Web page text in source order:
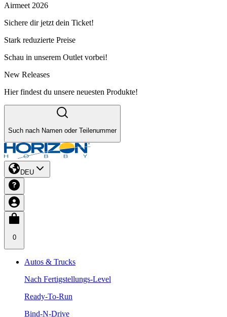
Airmeet 2026
Sichere dir jetzt dein Ticket!
Stark reduzierte Preise
Schau in unserem Outlet vorbei!
New Releases
Hier findest du unsere neuesten Produkte!
Such nach Namen oder Teilenummer
DEU
0
Autos & Trucks
Nach Fertigstellungs-Level
Ready-To-Run
Bind-N-Drive